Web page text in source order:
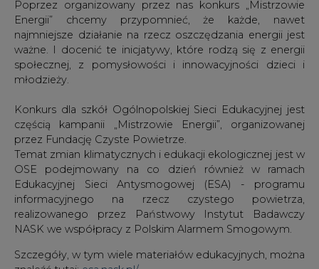
społecznej, z pomysłowości i innowacyjności dzieci i
młodzieży.
Konkurs dla szkół Ogólnopolskiej Sieci Edukacyjnej jest
częścią kampanii „Mistrzowie Energii”, organizowanej
przez Fundację Czyste Powietrze.
OSE podejmowany na co dzień również w ramach
Edukacyjnej Sieci Antysmogowej (ESA) - programu
informacyjnego na rzecz czystego powietrza,
realizowanego przez Państwowy Instytut Badawczy
NASK we współpracy z Polskim Alarmem Smogowym.
Szczegóły, w tym wiele materiałów edukacyjnych, można
znaleźć tutaj:esa.nask.pl/